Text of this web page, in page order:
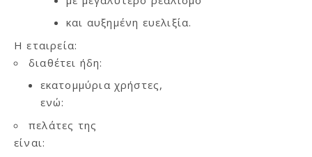
και αυξημένη ευελιξία.
Η εταιρεία:
διαθέτει ήδη:
εκατομμύρια χρήστες,
ενώ:
πελάτες της
είναι: